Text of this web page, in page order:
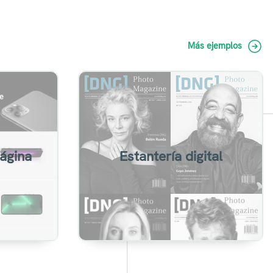
Más ejemplos
efecto
Estantería digital
Agrupa flipbooks en una página
personalizada para compartir
Ver